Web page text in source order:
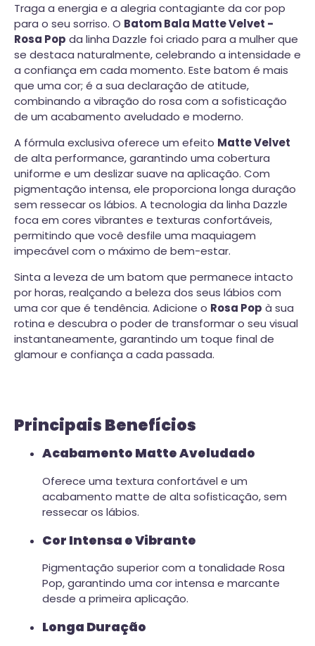
Traga a energia e a alegria contagiante da cor pop
para o seu sorriso. O Batom Bala Matte Velvet -
Rosa Pop da linha Dazzle foi criado para a mulher que
se destaca naturalmente, celebrando a intensidade e
a confiança em cada momento. Este batom é mais
que uma cor; é a sua declaração de atitude,
combinando a vibração do rosa com a sofisticação
de um acabamento aveludado e moderno.
A fórmula exclusiva oferece um efeito Matte Velvet
de alta performance, garantindo uma cobertura
uniforme e um deslizar suave na aplicação. Com
pigmentação intensa, ele proporciona longa duração
sem ressecar os lábios. A tecnologia da linha Dazzle
foca em cores vibrantes e texturas confortáveis,
permitindo que você desfile uma maquiagem
impecável com o máximo de bem-estar.
Sinta a leveza de um batom que permanece intacto
por horas, realçando a beleza dos seus lábios com
uma cor que é tendência. Adicione o Rosa Pop à sua
rotina e descubra o poder de transformar o seu visual
instantaneamente, garantindo um toque final de
glamour e confiança a cada passada.
Principais Benefícios
Acabamento Matte Aveludado
Oferece uma textura confortável e um
acabamento matte de alta sofisticação, sem
ressecar os lábios.
Cor Intensa e Vibrante
Pigmentação superior com a tonalidade Rosa
Pop, garantindo uma cor intensa e marcante
desde a primeira aplicação.
Longa Duração